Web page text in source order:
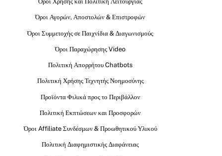
Όροι Αγορών, Αποστολών & Επιστροφών
Όροι Συμμετοχής σε Παιχνίδια & Διαγωνισμούς
Όροι Παραχώρησης Video
Πολιτική Απορρήτου Chatbots
Πολιτική Χρήσης Τεχνητής Νοημοσύνης
Προϊόντα Φιλικά προς το Περιβάλλον
Πολιτική Εκπτώσεων και Προσφορών
Όροι Affiliate Συνδέσμων & Προωθητικού Υλικού
Πολιτική Διαφημιστικής Διαφάνειας